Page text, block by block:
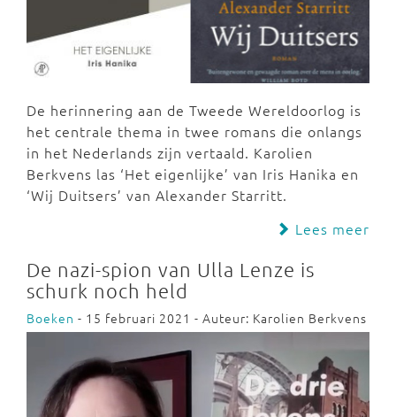
De herinnering aan de Tweede Wereldoorlog is
het centrale thema in twee romans die onlangs
in het Nederlands zijn vertaald. Karolien
Berkvens las ‘Het eigenlijke’ van Iris Hanika en
‘Wij Duitsers’ van Alexander Starritt.
Lees meer
De nazi-spion van Ulla Lenze is
schurk noch held
Boeken - 15 februari 2021 - Auteur: Karolien Berkvens